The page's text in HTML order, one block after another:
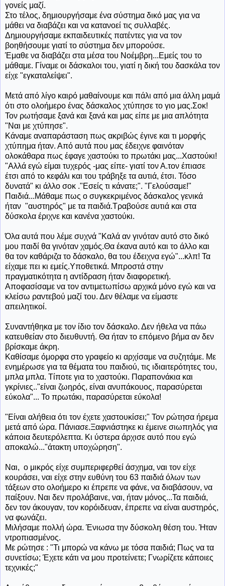
γονείς μαζί.
Στο τέλος, δημιουργήσαμε ένα σύστημα δικό μας για να
μάθει να διαβάζει και να κατανοεί τις συλλαβές.
Δημιουργήσαμε εκπαιδευτικές πατέντες για να τον
βοηθήσουμε γιατί το σύστημα δεν μπορούσε.
Έμαθε να διαβάζει στα μέσα του Νοέμβρη...Εμείς του το
μάθαμε. Γίναμε οι δάσκαλοι του, γιατί η δική του δασκάλα τον
είχε "εγκαταλείψει".
Μετά από λίγο καιρό μαθαίνουμε και πάλι από μια άλλη μαμά
ότι στο ολοήμερο ένας δάσκαλος χτύπησε το γιο μας.Σοκ!
Τον ρωτήσαμε ξανά και ξανά και μας είπε με μια απλότητα
"Ναι με χτύπησε".
Κάναμε αναπαράσταση πως ακριβώς έγινε και τι μορφής
χτύπημα ήταν. Από αυτά που μας έδειχνε φαινόταν
ολοκάθαρα πως έφαγε χαστούκι το πρωτάκι μας...Χαστούκι!
"Αλλά εγώ είμαι τυχερός -μας είπε- γιατί τον Α.τον έπιασε
έτσι από το κεφάλι και του τράβηξε τα αυτιά, έτσι. Τόσο
δυνατά" κι άλλο σοκ ."Εσείς τι κάνατε;". "Γελούσαμε!"
Παιδιά...Μάθαμε πως ο συγκεκριμένος δάσκαλος γενικά
ήταν "αυστηρός" με τα παιδιά.Τραβούσε αυτιά και στα
δύσκολα έριχνε και κανένα χαστούκι.
Όλα αυτά που λέμε συχνά "Καλά αν γινόταν αυτό στο δικό
μου παιδί θα γινόταν χαμός.Θα έκανα αυτό και το άλλο και
θα τον καθάριζα το δάσκαλο, θα του έδειχνα εγώ"...κλπ! Τα
είχαμε πει κι εμείς.Υποθετικά. Μπροστά στην
πραγματικότητα η αντίδραση ήταν διαφορετική.
Αποφασίσαμε να τον αντιμετωπίσω αρχικά μόνο εγώ και να
κλείσω ραντεβού μαζί του. Δεν θέλαμε να είμαστε
απειλητικοί.
Συναντήθηκα με τον ίδιο τον δάσκαλο. Δεν ήθελα να πάω
κατευθείαν στο διευθυντή. Θα ήταν το επόμενο βήμα αν δεν
βρίσκαμε άκρη.
Καθίσαμε όμορφα στο γραφείο κι αρχίσαμε να συζητάμε. Με
ενημέρωσε για τα θέματα του παιδιού, τις ιδιαιτερότητες του,
μπλα μπλα. Τίποτε για το χαστούκι. Παραπονάκια και
γκρίνιες.."είναι ζωηρός, είναι ανυπάκουος, παρασύρεται
εύκολα"... Το πρωτάκι, παρασύρεται εύκολα!
"Είναι αλήθεια ότι τον έχετε χαστουκίσει;" Τον ρώτησα ήρεμα
μετά από ώρα. Πάνιασε.Ξαφνιάστηκε κι έμεινε σιωπηλός για
κάποια δευτερόλεπτα. Κι ύστερα άρχισε αυτό που εγώ
αποκαλώ..."άτακτη υποχώρηση".
Ναι, ο μικρός είχε συμπεριφερθεί άσχημα, ναι τον είχε
κουράσει, ναι είχε στην ευθύνη του 63 παιδιά όλων των
τάξεων στο ολοήμερο κι έπρεπε να φάνε, να διαβάσουν, να
παίξουν. Ναι δεν προλάβαινε, ναι, ήταν μόνος...Τα παιδιά,
δεν τον άκουγαν, τον κορόιδευαν, έπρεπε να είναι αυστηρός,
να φωνάζει.
Μιλήσαμε πολλή ώρα. Ένιωσα την δύσκολη θέση του. Ήταν
ντροπιασμένος.
Με ρώτησε : "Τι μπορώ να κάνω με τόσα παιδιά; Πως να τα
συνετίσω; Έχετε κάτι να μου προτείνετε; Γνωρίζετε κάποιες
τεχνικές;"